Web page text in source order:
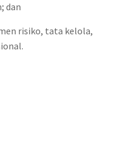
dan
risiko, tata kelola,